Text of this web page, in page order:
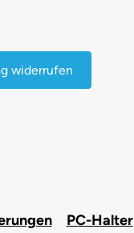
widerrufen
PC-Halter